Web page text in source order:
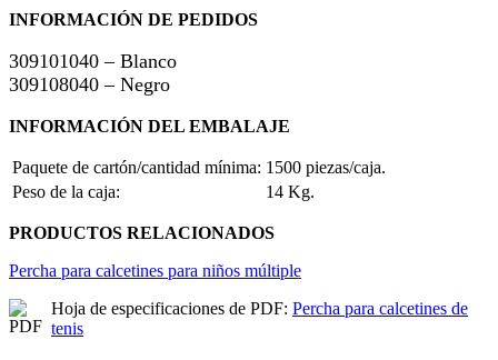
INFORMACIÓN DE PEDIDOS
309101040 – Blanco
309108040 – Negro
INFORMACIÓN DEL EMBALAJE
Paquete de cartón/cantidad mínima: 1500 piezas/caja.
Peso de la caja:
14 Kg.
PRODUCTOS RELACIONADOS
Percha para calcetines para niños múltiple
Hoja de especificaciones de PDF: Percha para calcetines de
tenis